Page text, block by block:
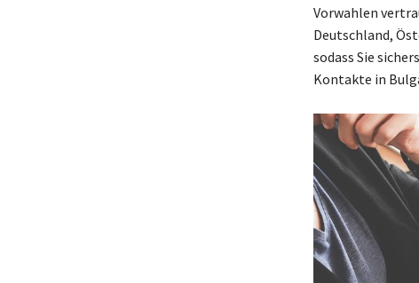
Vorwahlen
Deutschland,
sodass Sie
Kontakte in